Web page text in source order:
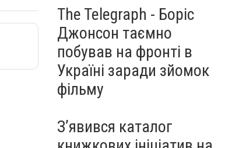
The Telegraph - Боріс
Джонсон таємно
побував на фронті в
Україні заради зйомок
фільму
З’явився каталог